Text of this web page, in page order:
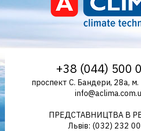
+38 (044) 500
проспект С. Бандери, 28а, м.
ПРЕДСТАВНИЦТВА В
Львів: (032) 232